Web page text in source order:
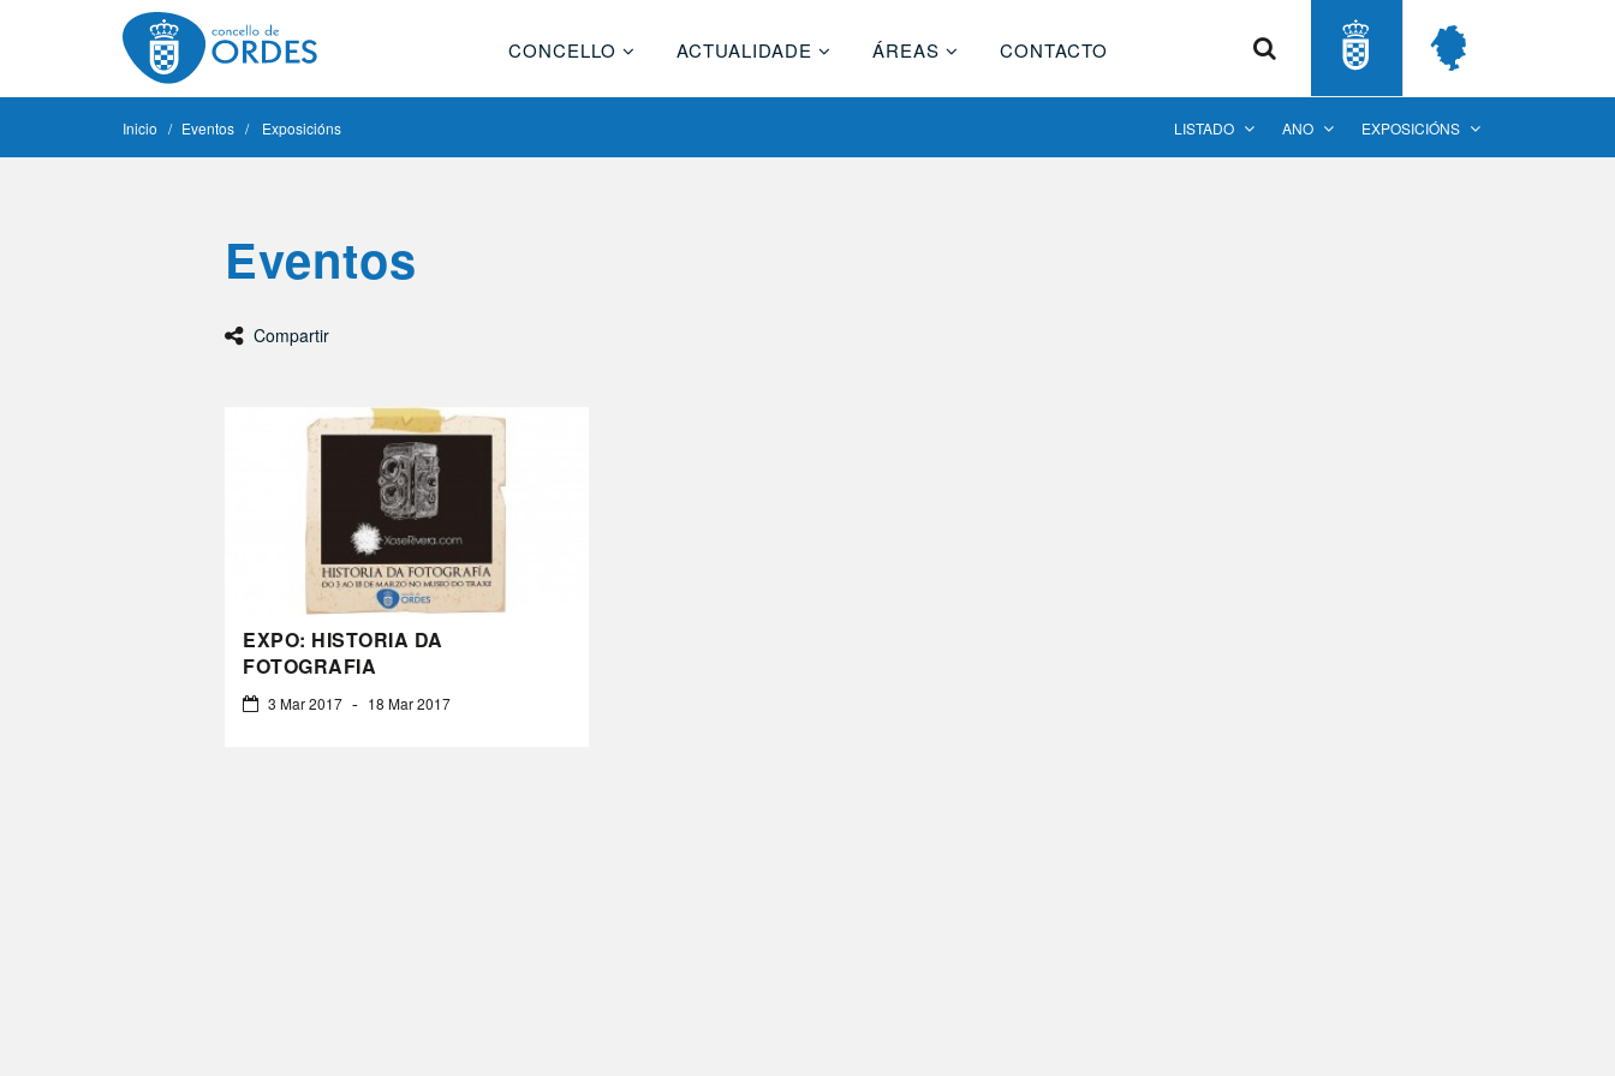
Buscar
CONCELLO ACTUALIDADE ÁREAS CONTACTO
Inicio Eventos Exposicións LISTADO ANO EXPOSICIÓNS
Eventos
Compartir
EXPO: HISTORIA DA
FOTOGRAFIA
3 Mar 2017 18 Mar 2017